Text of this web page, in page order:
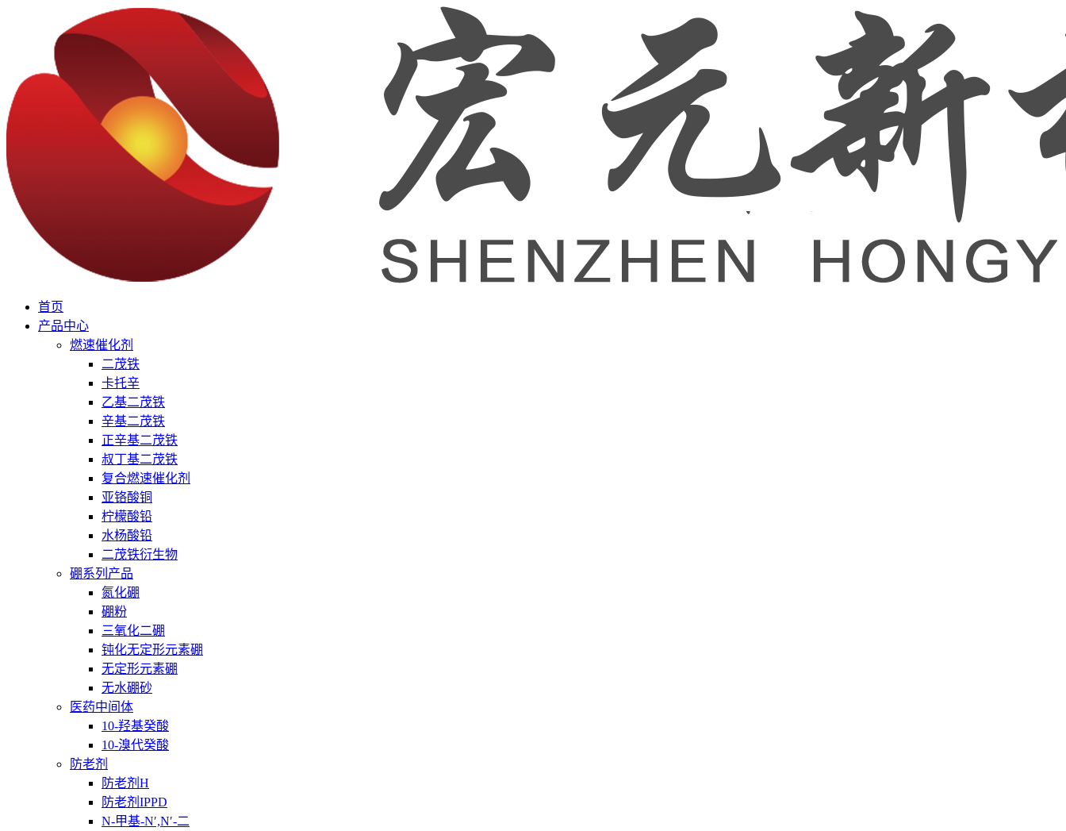
首页
产品中心
燃速催化剂
二茂铁
卡托辛
乙基二茂铁
辛基二茂铁
正辛基二茂铁
叔丁基二茂铁
复合燃速催化剂
亚铬酸铜
柠檬酸铅
水杨酸铅
二茂铁衍生物
硼系列产品
氮化硼
硼粉
三氧化二硼
钝化无定形元素硼
无定形元素硼
无水硼砂
医药中间体
10-羟基癸酸
10-溴代癸酸
防老剂
防老剂H
防老剂IPPD
N-甲基-N′,N′-二